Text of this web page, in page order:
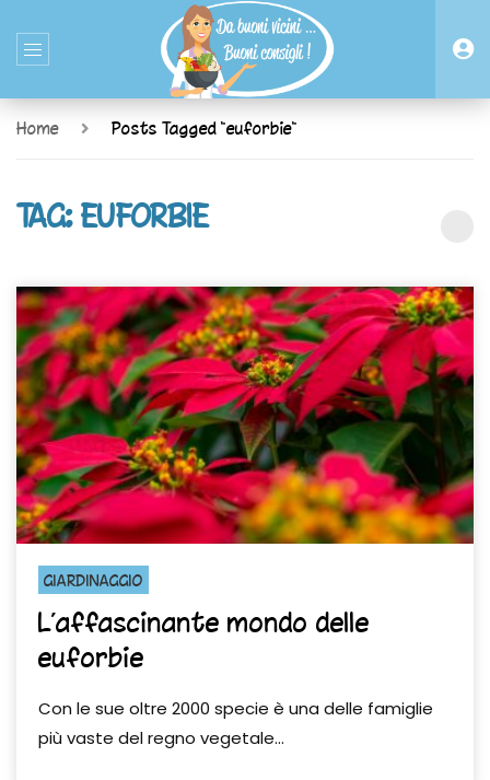
Home Posts Tagged "euforbie"
TAG: EUFORBIE
GIARDINAGGIO
L’affascinante mondo delle
euforbie
Con le sue oltre 2000 specie è una delle famiglie
più vaste del regno vegetale...